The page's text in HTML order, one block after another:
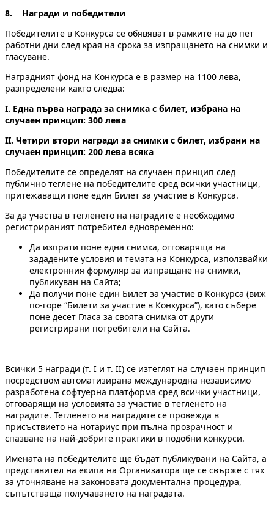
8. Награди и победители
Победителите в Конкурса се обявяват в рамките на до пет
работни дни след края на срока за изпращането на снимки и
гласуване.
Наградният фонд на Конкурса е в размер на 1100 лева,
разпределени както следва:
I. Една първа награда за снимка с билет, избрана на
случаен принцип: 300 лева
II. Четири втори награди за снимки с билет, избрани на
случаен принцип: 200 лева всяка
Победителите се определят на случаен принцип след
публично теглене на победителите сред всички участници,
притежаващи поне един Билет за участие в Конкурса.
За да участва в тегленето на наградите е необходимо
регистрираният потребител едновременно:
Да изпрати поне една снимка, отговаряща на
зададените условия и темата на Конкурса, използвайки
електронния формуляр за изпращане на снимки,
публикуван на Сайта;
Да получи поне един Билет за участие в Конкурса (виж
по-горе “Билети за участие в Конкурса”), като събере
поне десет Гласа за своята снимка от други
регистрирани потребители на Сайта.
Всички 5 награди (т. I и т. II) се изтеглят на случаен принцип
посредством автоматизирана международна независимо
разработена софтуерна платформа сред всички участници,
отговарящи на условията за участие в тегленето на
наградите. Тегленето на наградите се провежда в
присъствието на нотариус при пълна прозрачност и
спазване на най-добрите практики в подобни конкурси.
Имената на победителите ще бъдат публикувани на Сайта, а
представител на екипа на Организатора ще се свърже с тях
за уточняване на законовата документална процедура,
съпътстваща получаването на наградата.